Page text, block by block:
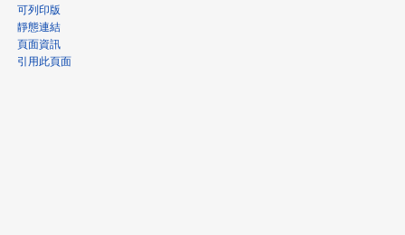
可列印版
靜態連結
頁面資訊
引用此頁面